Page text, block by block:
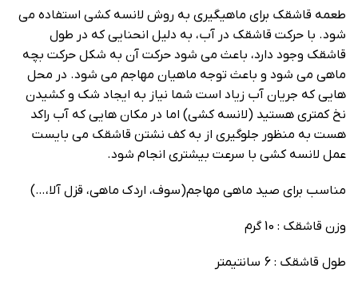
طعمه قاشقک برای ماهیگیری به روش لانسه کشی استفاده می
شود. با حرکت قاشقک در آب، به دلیل انحنایی که در طول
قاشقک وجود دارد، باعث می شود حرکت آن به شکل حرکت بچه
ماهی می شود و باعث توجه ماهیان مهاجم می شود. در محل
هایی که جریان آب زیاد است شما نیاز به ایجاد شک و کشیدن
نخ کمتری هستید (لانسه کشی) اما در مکان هایی که آب راکد
هست به منظور جلوگیری از به کف نشتن قاشقک می بایست
عمل لانسه کشی با سرعت بیشتری انجام شود.
مناسب برای صید ماهی مهاجم(سوف، اردک ماهی، قزل آلا،…)
وزن قاشقک : 10 گرم
طول قاشقک : 6 سانتیمتر